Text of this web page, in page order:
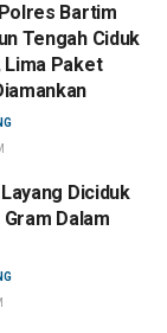
Bartim
Tengah Ciduk
Lima Paket
Diciduk
Dalam